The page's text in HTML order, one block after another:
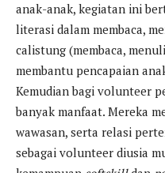
anak-anak, kegiatan ini
literasi dalam membaca,
calistung (membaca,
membantu pencapaian
Kemudian bagi volunteer
banyak manfaat. Mereka
wawasan, serta relasi
sebagai volunteer diusia